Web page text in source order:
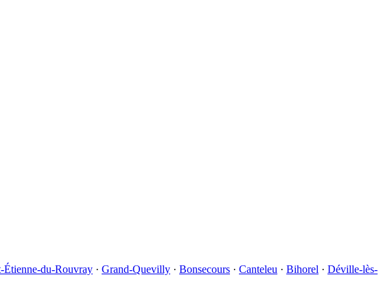
Étienne-du-Rouvray · Grand-Quevilly · Bonsecours · Canteleu · Bihorel · Déville-lès-